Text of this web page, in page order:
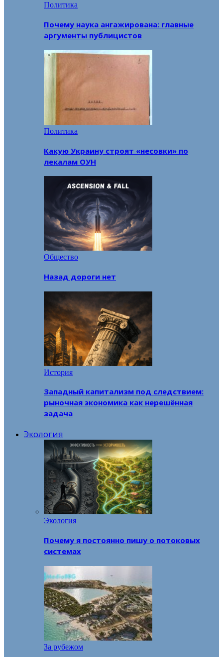
Политика
Почему наука ангажирована: главные
аргументы публицистов
Политика
Какую Украину строят «несовки» по
лекалам ОУН
Общество
Назад дороги нет
История
Западный капитализм под следствием:
рыночная экономика как нерешённая
задача
Экология
Экология
Почему я постоянно пишу о потоковых
системах
За рубежом